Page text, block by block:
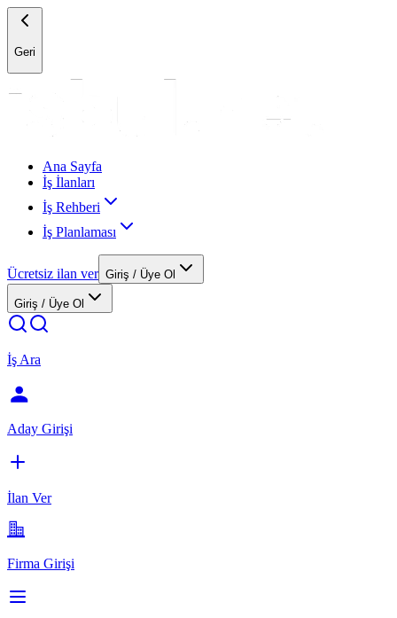
Geri
Ana Sayfa
İş İlanları
İş Rehberi
İş Planlaması
Ücretsiz ilan ver Giriş / Üye Ol
Giriş / Üye Ol
İş Ara
Aday Girişi
İlan Ver
Firma Girişi